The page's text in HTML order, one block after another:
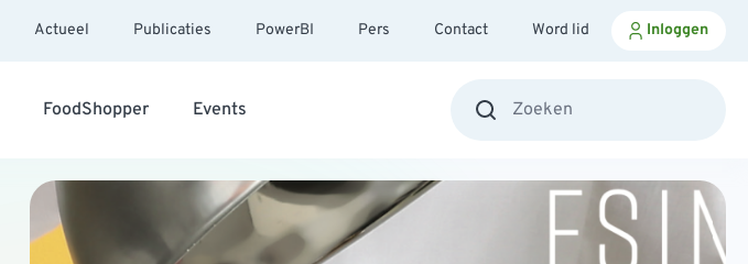
Actueel Publicaties PowerBI Pers Contact Word lid Inloggen
FoodShopper Events